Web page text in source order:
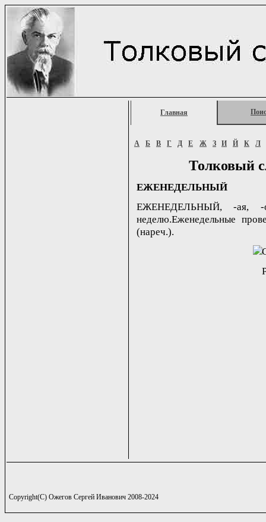
Главная
А Б В Г Д Е Ж З И Й К Л
Толковый
ЕЖЕНЕДЕЛЬНЫЙ
ЕЖЕНЕДЕЛЬНЫЙ, -ая, -
неделю.Еженедельные
(нареч.).
Copyright(C) Ожегов Сергей Иванович 2008-2024